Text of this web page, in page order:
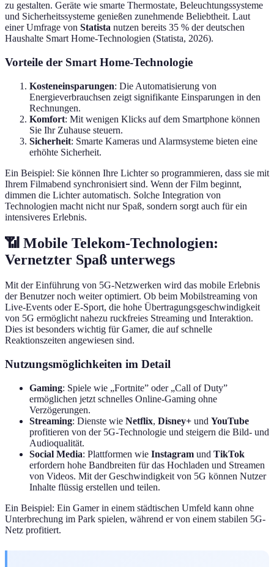
zu gestalten. Geräte wie smarte Thermostate, Beleuchtungssysteme
und Sicherheitssysteme genießen zunehmende Beliebtheit. Laut
einer Umfrage von Statista nutzen bereits 35 % der deutschen
Haushalte Smart Home-Technologien (Statista, 2026).
Vorteile der Smart Home-Technologie
Kosteneinsparungen: Die Automatisierung von
Energieverbrauchsen zeigt signifikante Einsparungen in den
Rechnungen.
Komfort: Mit wenigen Klicks auf dem Smartphone können
Sie Ihr Zuhause steuern.
Sicherheit: Smarte Kameras und Alarmsysteme bieten eine
erhöhte Sicherheit.
Ein Beispiel: Sie können Ihre Lichter so programmieren, dass sie mit
Ihrem Filmabend synchronisiert sind. Wenn der Film beginnt,
dimmen die Lichter automatisch. Solche Integration von
Technologien macht nicht nur Spaß, sondern sorgt auch für ein
intensiveres Erlebnis.
📶 Mobile Telekom-Technologien:
Vernetzter Spaß unterwegs
Mit der Einführung von 5G-Netzwerken wird das mobile Erlebnis
der Benutzer noch weiter optimiert. Ob beim Mobilstreaming von
Live-Events oder E-Sport, die hohe Übertragungsgeschwindigkeit
von 5G ermöglicht nahezu ruckfreies Streaming und Interaktion.
Dies ist besonders wichtig für Gamer, die auf schnelle
Reaktionszeiten angewiesen sind.
Nutzungsmöglichkeiten im Detail
Gaming: Spiele wie „Fortnite” oder „Call of Duty”
ermöglichen jetzt schnelles Online-Gaming ohne
Verzögerungen.
Streaming: Dienste wie Netflix, Disney+ und YouTube
profitieren von der 5G-Technologie und steigern die Bild- und
Audioqualität.
Social Media: Plattformen wie Instagram und TikTok
erfordern hohe Bandbreiten für das Hochladen und Streamen
von Videos. Mit der Geschwindigkeit von 5G können Nutzer
Inhalte flüssig erstellen und teilen.
Ein Beispiel: Ein Gamer in einem städtischen Umfeld kann ohne
Unterbrechung im Park spielen, während er von einem stabilen 5G-
Netz profitiert.